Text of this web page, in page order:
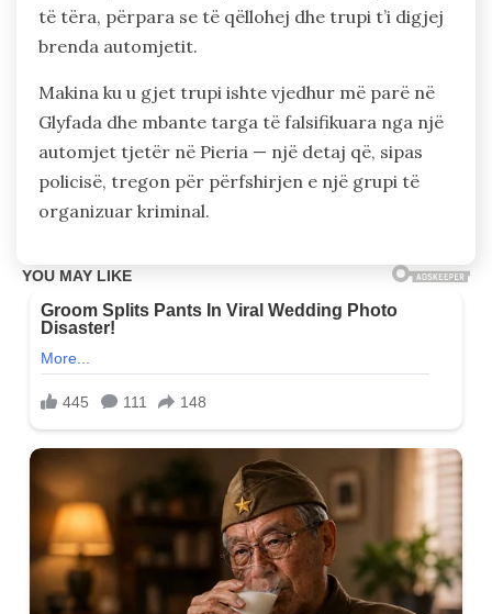
të tëra, përpara se të qëllohej dhe trupi t’i digjej
brenda automjetit.
Makina ku u gjet trupi ishte vjedhur më parë në
Glyfada dhe mbante targa të falsifikuara nga një
automjet tjetër në Pieria — një detaj që, sipas
policisë, tregon për përfshirjen e një grupi të
organizuar kriminal.